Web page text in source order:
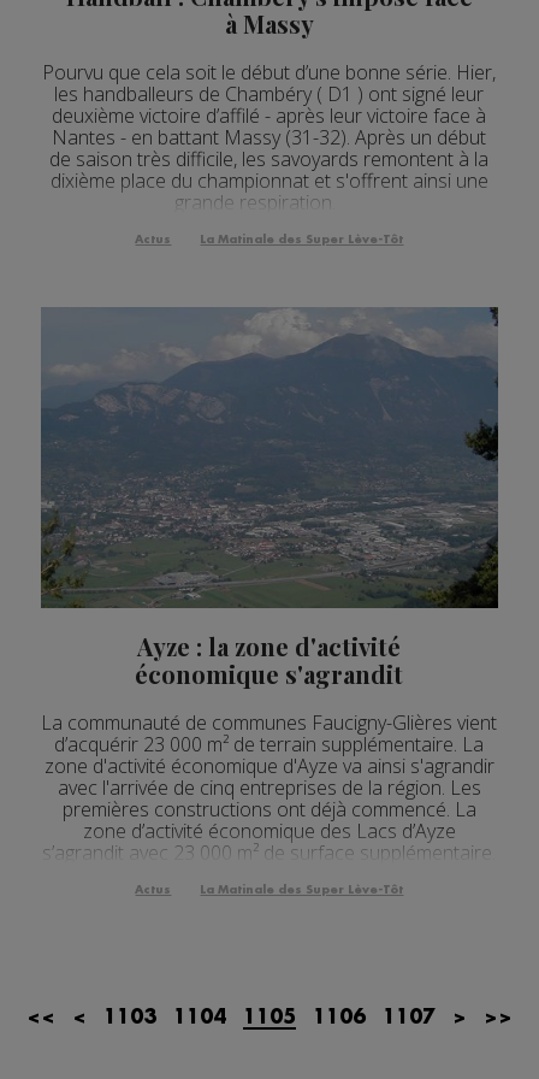
27.07.2026 2'07"
27.07.2026 Actualités Régionales 08h33 2'13"
27.07.2026 Actualités Régionales 08h06 4'05"
Actualités Régionales 07h32 2'05"
Actualités Régionales 07h04
Actualités Régionales 12h05
Actualités Régionales 10h05
Actualités Régionales 09h33 2'14"
Actualités Régionales 09h33 5'01"
24.07.2026 Actualités Régionales 09h04 3'01"
24.07.2026 Actualités Régionales 08h32 2'12"
Actualités Régionales 08h05
Actualités Régionales 07h32
Actualités Régionales 13h04 2'03"
23.07.2026 Actualités Régionales 12h04 2'03"
23.07.2026 Actualités Régionales 10h04 3'14"
Actualités Régionales 09h35
Actualités Régionales 08h05
à Massy
Pourvu que cela soit le début d’une bonne série. Hier,
les handballeurs de Chambéry ( D1 ) ont signé leur
deuxième victoire d’affilé - après leur victoire face à
Nantes - en battant Massy (31-32). Après un début
de saison très difficile, les savoyards remontent à la
dixième place du championnat et s'offrent ainsi une
grande respiration.
Actus La Matinale des Super Lève-Tôt
Ayze : la zone d'activité
économique s'agrandit
La communauté de communes Faucigny-Glières vient
d’acquérir 23 000 m² de terrain supplémentaire. La
zone d'activité économique d'Ayze va ainsi s'agrandir
avec l'arrivée de cinq entreprises de la région. Les
premières constructions ont déjà commencé. La
zone d’activité économique des Lacs d’Ayze
s’agrandit avec 23 000 m² de surface supplémentaire.
Actus La Matinale des Super Lève-Tôt
<< < 1103 1104 1105 1106 1107 > >>